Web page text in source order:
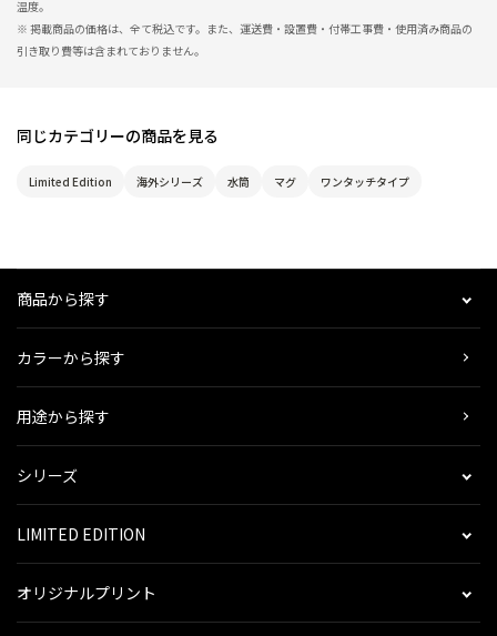
温度。
※ 掲載商品の価格は、全て税込です。また、運送費・設置費・付帯工事費・使用済み商品の
引き取り費等は含まれておりません。
同じカテゴリーの商品を見る
Limited Edition 海外シリーズ 水筒 マグ ワンタッチタイプ
商品から探す
カラーから探す
用途から探す
シリーズ
LIMITED EDITION
オリジナルプリント